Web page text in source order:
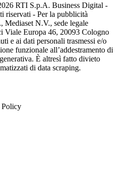
RTI S.p.A. Business Digital -
riservati - Per la pubblicità
N.V., sede legale
Viale Europa 46, 20093 Cologno
e ai dati personali trasmessi e/o
funzionale all’addestramento di
È altresì fatto divieto
di data scraping.